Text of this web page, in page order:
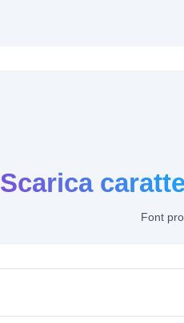
Scarica
Font